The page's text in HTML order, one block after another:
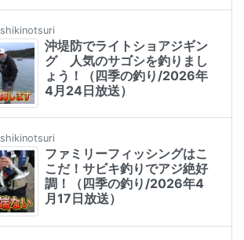
shikinotsuri
沖堤防でライトショアジギン
グ 人気のサゴシを釣りまし
ょう！（四季の釣り/2026年
4月24日放送）
shikinotsuri
ファミリーフィッシングはこ
こだ！サビキ釣りでアジ絶好
調！（四季の釣り/2026年4
月17日放送）